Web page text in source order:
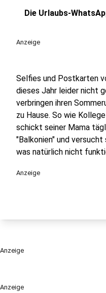
Anzeige
Die Urlaubs-
Anzeige
Selfies und Postkarten
dieses Jahr leider nicht
verbringen ihren
zu Hause. So wie
schickt seiner Mama
"Balkonien" und
was natürlich nicht
Anzeige
Anzeige